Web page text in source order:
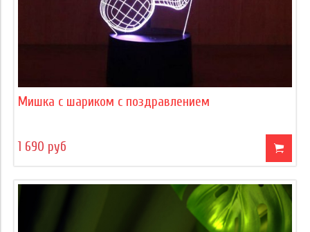
Мишка с шариком с поздравлением
1 690 руб